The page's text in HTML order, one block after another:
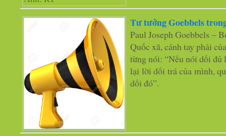
Tư tưởng Goebbels
Paul Joseph Goebbels –
Quốc xã, cánh tay phải
từng nói: “Nếu nói dối đủ
lại lời dối trá của mình,
dối đó”.